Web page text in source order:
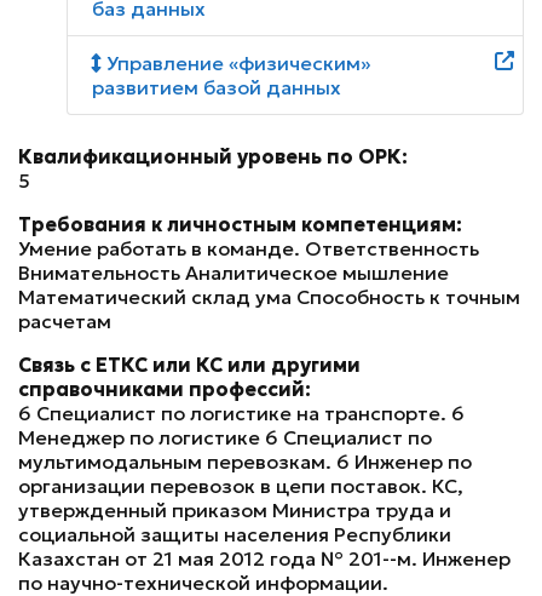
баз данных
Управление «физическим»
развитием базой данных
Квалификационный уровень по ОРК:
5
Требования к личностным компетенциям:
Умение работать в команде. Ответственность
Внимательность Аналитическое мышление
Математический склад ума Способность к точным
расчетам
Связь с ЕТКС или КС или другими
справочниками профессий:
6 Специалист по логистике на транспорте. 6
Менеджер по логистике 6 Специалист по
мультимодальным перевозкам. 6 Инженер по
организации перевозок в цепи поставок. КС,
утвержденный приказом Министра труда и
социальной защиты населения Республики
Казахстан от 21 мая 2012 года № 201-ө-м. Инженер
по научно-технической информации.